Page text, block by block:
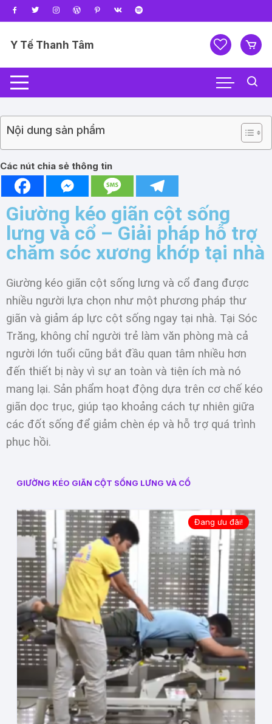
Y Tế Thanh Tâm
Nội dung sản phẩm
Các nút chia sẻ thông tin
Giường kéo giãn cột sống
lưng và cổ – Giải pháp hỗ trợ
chăm sóc xương khớp tại nhà
Giường kéo giãn cột sống lưng và cổ đang được
nhiều người lựa chọn như một phương pháp thư
giãn và giảm áp lực cột sống ngay tại nhà. Tại Sóc
Trăng, không chỉ người trẻ làm văn phòng mà cả
người lớn tuổi cũng bắt đầu quan tâm nhiều hơn
đến thiết bị này vì sự an toàn và tiện ích mà nó
mang lại. Sản phẩm hoạt động dựa trên cơ chế kéo
giãn dọc trục, giúp tạo khoảng cách tự nhiên giữa
các đốt sống để giảm chèn ép và hỗ trợ quá trình
phục hồi.
GIƯỜNG KÉO GIÃN CỘT SỐNG LƯNG VÀ CỔ
Đang ưu đãi!